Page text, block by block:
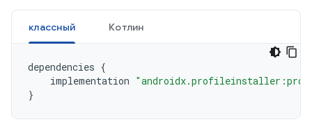
классный Котлин
dependencies {
implementation
}